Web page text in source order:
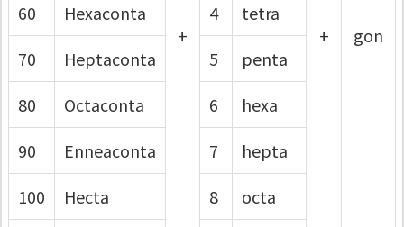
+ + gon
60
Hexaconta 4
tetra
70
Heptaconta 5
penta
80
Octaconta 6
hexa
90
Enneaconta 7
hepta
100
Hecta 8
octa